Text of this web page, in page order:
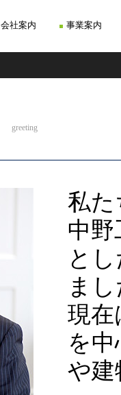
会社案内 事業案内
greeting
私た
中野
と
ま
現在
を
や建